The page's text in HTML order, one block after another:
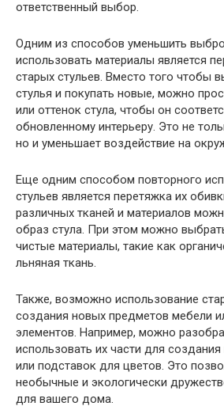
ответственный выбор.
Одним из способов уменьшить
использовать материалы является
старых стульев. Вместо того чтобы
стулья и покупать новые, можно
или оттенок стула, чтобы он
обновленному интерьеру. Это не
но и уменьшает воздействие на
Еще одним способом повторного
стульев является перетяжка их
различных тканей и материалов
образ стула. При этом можно
чистые материалы, такие как
льняная ткань.
Также, возможно использование
создания новых предметов мебели
элементов. Например, можно
использовать их части для
или подставок для цветов. Это
необычные и экологически
для вашего дома.